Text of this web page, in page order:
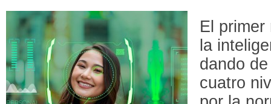
El primer
la
dando
cuatro